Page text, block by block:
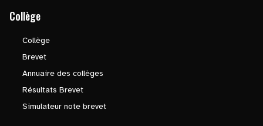
Collège
Collège
Brevet
Annuaire des collèges
Résultats Brevet
Simulateur note brevet